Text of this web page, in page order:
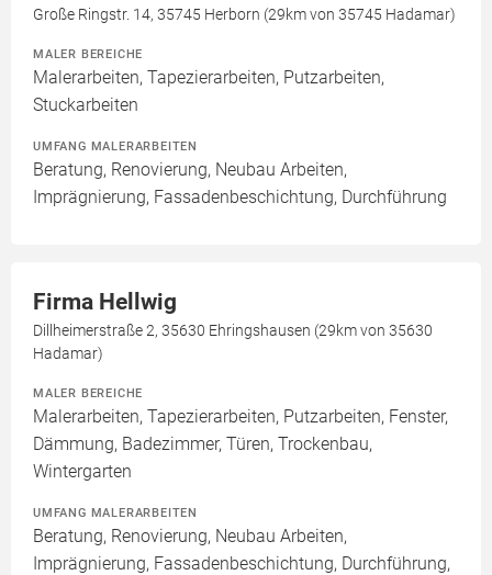
Große Ringstr. 14, 35745 Herborn (29km von 35745 Hadamar)
MALER BEREICHE
Malerarbeiten, Tapezierarbeiten, Putzarbeiten,
Stuckarbeiten
UMFANG MALERARBEITEN
Beratung, Renovierung, Neubau Arbeiten,
Imprägnierung, Fassadenbeschichtung, Durchführung
Firma Hellwig
Dillheimerstraße 2, 35630 Ehringshausen (29km von 35630
Hadamar)
MALER BEREICHE
Malerarbeiten, Tapezierarbeiten, Putzarbeiten, Fenster,
Dämmung, Badezimmer, Türen, Trockenbau,
Wintergarten
UMFANG MALERARBEITEN
Beratung, Renovierung, Neubau Arbeiten,
Imprägnierung, Fassadenbeschichtung, Durchführung,